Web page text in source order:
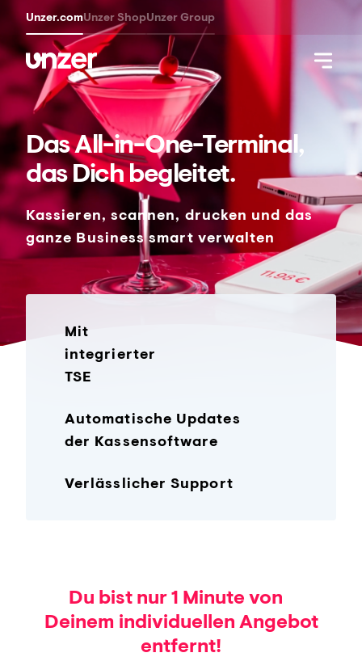
Unzer.comUnzer ShopUnzer Group
Das All-in-One-Terminal,
das Dich begleitet.
Kassieren, scannen, drucken und das
ganze Business smart verwalten
Mit
integrierter
TSE
Automatische Updates
der Kassensoftware
Verlässlicher Support
Du bist nur 1 Minute von
Deinem individuellen Angebot
entfernt!